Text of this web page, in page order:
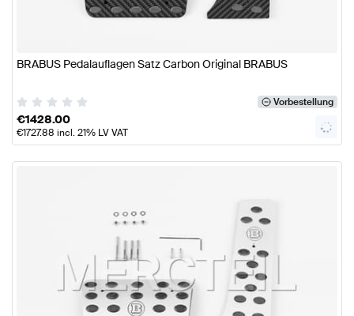
BRABUS Pedalauflagen Satz Carbon Original BRABUS
Vorbestellung
€1428.00
€1727.88 incl. 21% LV VAT